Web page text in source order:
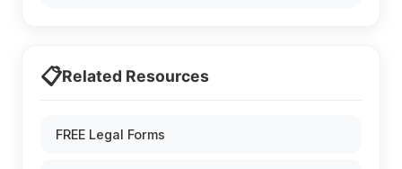
📋Related Resources
FREE Legal Forms